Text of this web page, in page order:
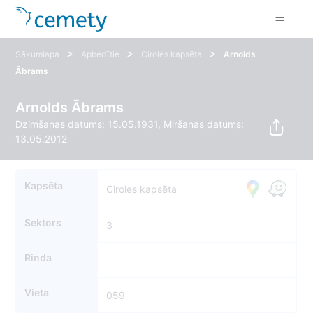
Sākumlapa > Apbedītie > Ciroles kapsēta >
Arnolds
Ābrams
Arnolds Ābrams
Dzimšanas datums: 15.05.1931, Miršanas datums:
13.05.2012
Kapsēta Ciroles kapsēta
Sektors 3
Rinda
Vieta 059